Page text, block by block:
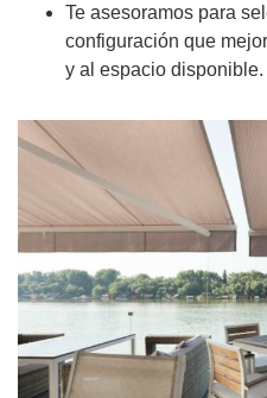
Te asesoramos para
configuración que
y al espacio disponible.